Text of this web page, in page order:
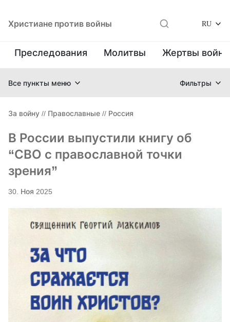
Христиане против войны RU
Преследования Молитвы Жертвы
Все пункты меню Фильтры
За войну // Православные // Россия
В России выпустили книгу об
“СВО с православной точки
зрения”
30. Ноя 2025